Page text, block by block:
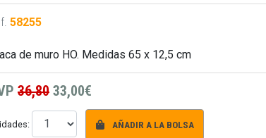
58255
de muro HO. Medidas 65 x 12,5 cm
36,80 33,00€
AÑADIR A LA BOLSA